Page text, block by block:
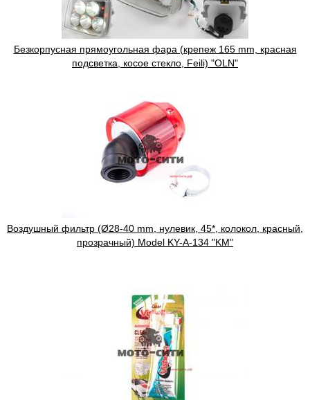
Безкорпусная прямоугольная фара (крепеж 165 mm, красная
подсветка, косое стекло, Feili) "OLN"
Воздушный фильтр (Ø28-40 mm, нулевик, 45*, колокол, красный,
прозрачный) Model KY-A-134 "KM"